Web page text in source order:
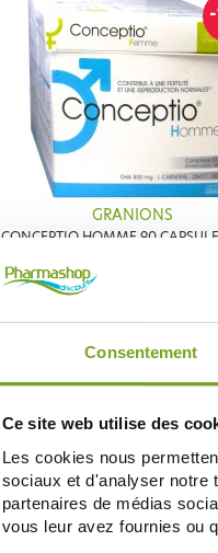
Consentement
Ce site web utilise des
Les cookies nous
sociaux et d'analyser notre
partenaires de médias
vous leur avez fournies ou
GRANIONS
CONCEPTIO HOMME 90
46,69 €